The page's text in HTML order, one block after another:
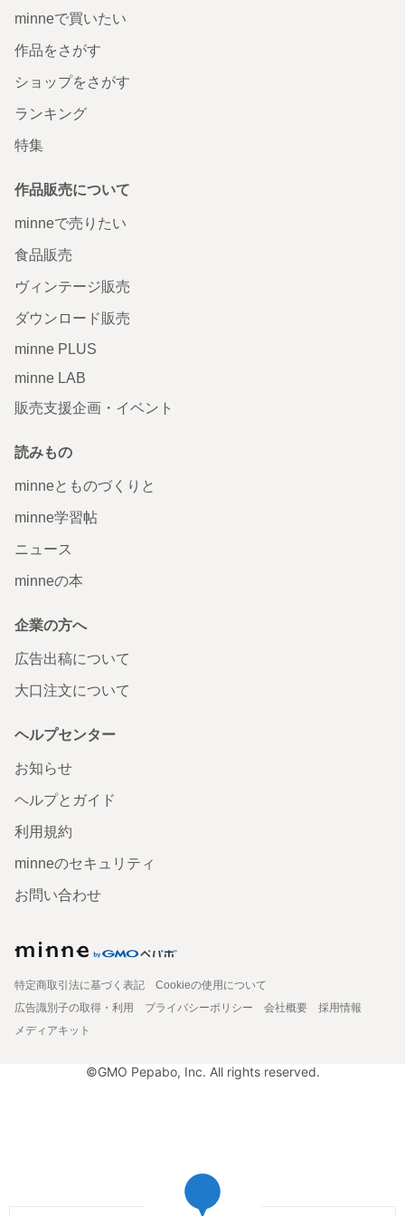
minneで買いたい
作品をさがす
ショップをさがす
ランキング
特集
作品販売について
minneで売りたい
食品販売
ヴィンテージ販売
ダウンロード販売
minne PLUS
minne LAB
販売支援企画・イベント
読みもの
minneとものづくりと
minne学習帖
ニュース
minneの本
企業の方へ
広告出稿について
大口注文について
ヘルプセンター
お知らせ
ヘルプとガイド
利用規約
minneのセキュリティ
お問い合わせ
特定商取引法に基づく表記
Cookieの使用について
広告識別子の取得・利用
プライバシーポリシー 会社概要
採用情報
メディアキット
©GMO Pepabo, Inc. All rights reserved.